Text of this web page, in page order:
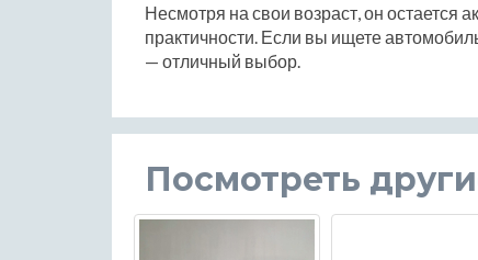
Несмотря на свои возраст, он остается
практичности. Если вы ищете
— отличный выбор.
Посмотреть